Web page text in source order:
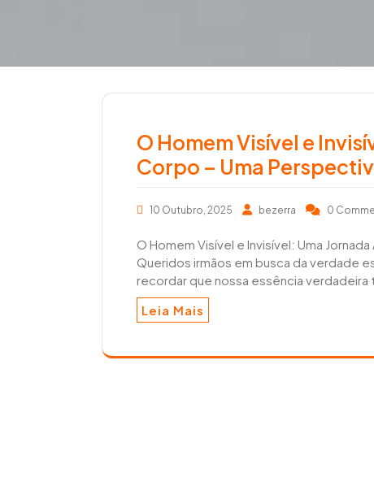
O Homem Visível e
Corpo – Uma
10 Outubro, 2025 bezerra 0
O Homem Visível e Invisível: Uma
Queridos irmãos em busca da verdade
recordar que nossa essência verdadeira
Leia Mais